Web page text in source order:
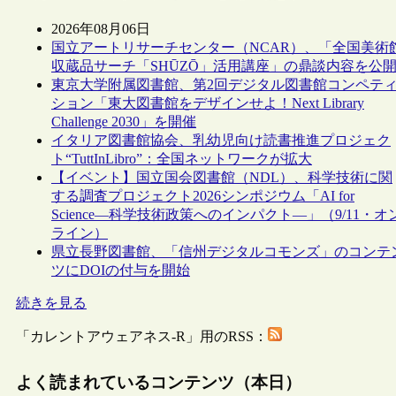
2026年08月06日
国立アートリサーチセンター（NCAR）、「全国美術
収蔵品サーチ「SHŪZŌ」活用講座」の鼎談内容を公開
東京大学附属図書館、第2回デジタル図書館コンペティ
ション「東大図書館をデザインせよ！Next Library
Challenge 2030」を開催
イタリア図書館協会、乳幼児向け読書推進プロジェク
ト“TuttInLibro”：全国ネットワークが拡大
【イベント】国立国会図書館（NDL）、科学技術に関
する調査プロジェクト2026シンポジウム「AI for
Science―科学技術政策へのインパクト―」（9/11・オ
ライン）
県立長野図書館、「信州デジタルコモンズ」のコンテ
ツにDOIの付与を開始
続きを見る
「カレントアウェアネス-R」用のRSS：
よく読まれているコンテンツ（本日）